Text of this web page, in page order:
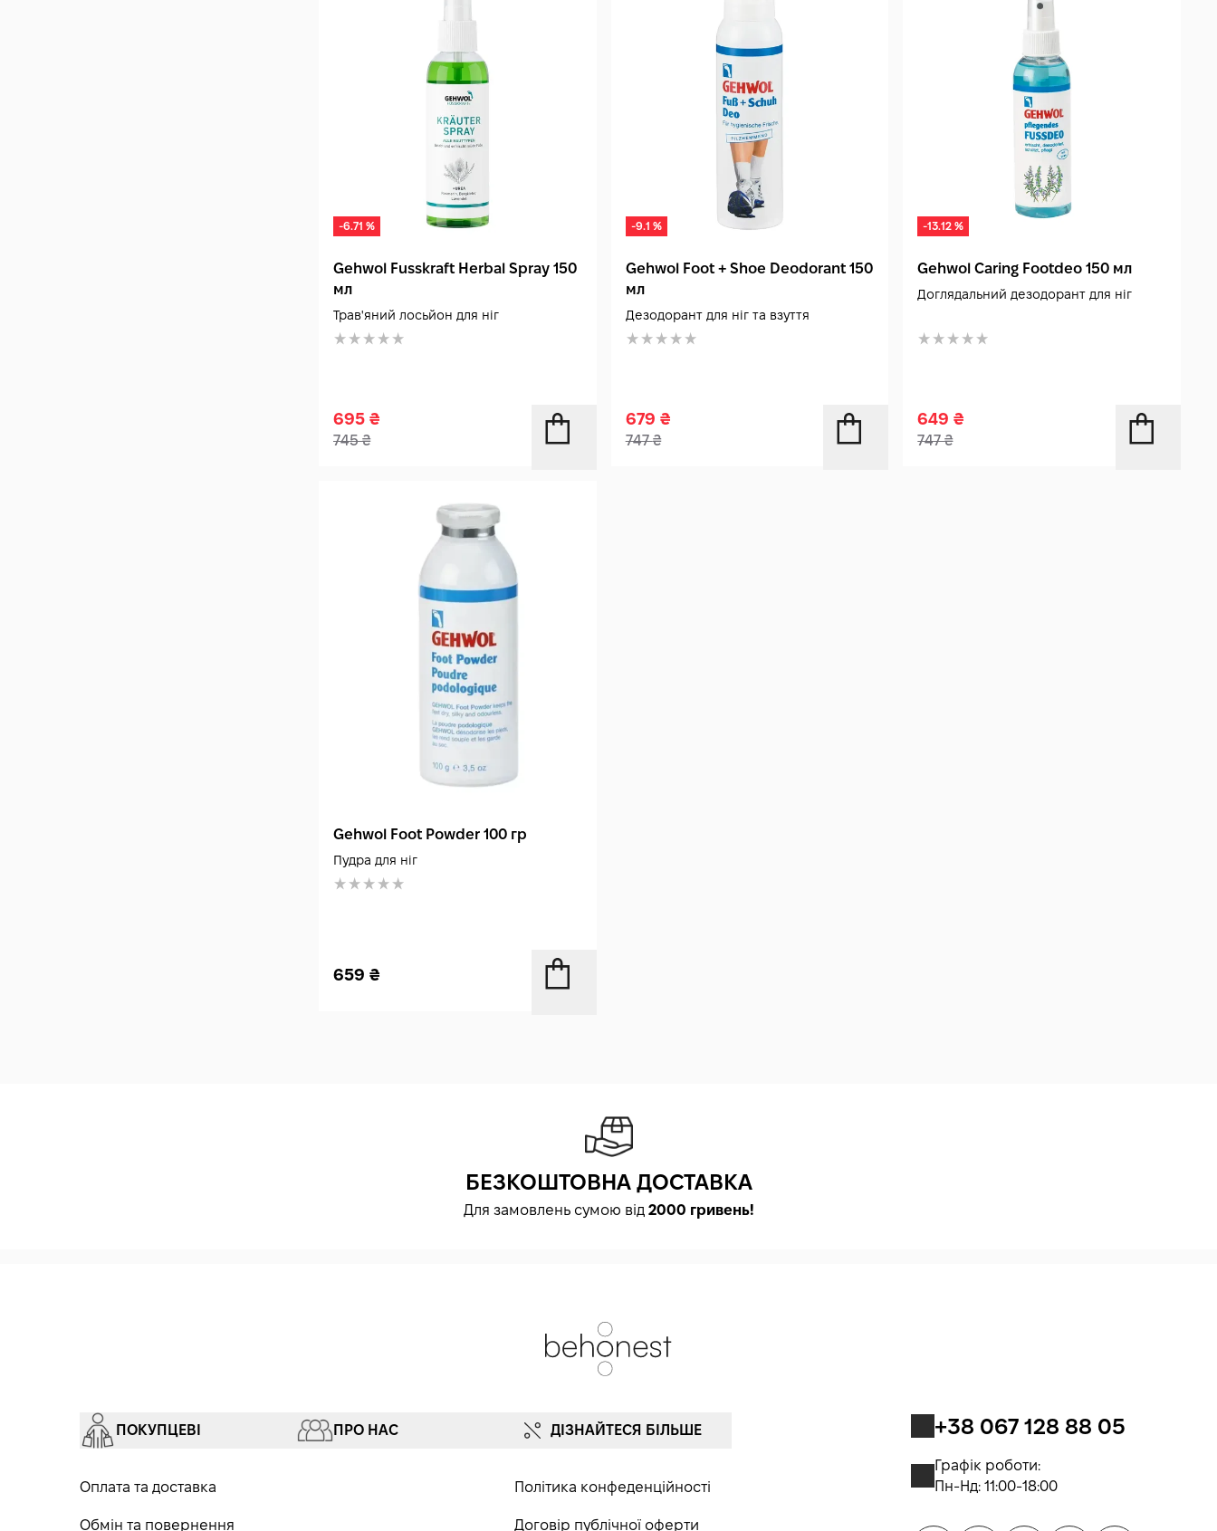
-6.71 %
Gehwol Fusskraft Herbal Spray 150
мл
Трав'яний лосьйон для ніг
695 ₴
745₴
-9.1 %
Gehwol Foot + Shoe Deodorant 150
мл
Дезодорант для ніг та взуття
679 ₴
747₴
-13.12 %
Gehwol Caring Footdeo 150 мл
Доглядальний дезодорант для ніг
649₴
747₴
Gehwol Foot Powder 100 гр
Пудра для ніг
659 ₴
БЕЗКОШТОВНА ДОСТАВКА
Для замовлень сумою від 2000 гривень!
+38 067 128 88 05
Графік роботи:
Пн-Нд: 11:00-18:00
ПОКУПЦЕВІ
Оплата та доставка
Обмін та повернення
ПРО НАС ДІЗНАЙТЕСЯ БІЛЬШЕ
Політика конфеденційності
Договір публічної оферти